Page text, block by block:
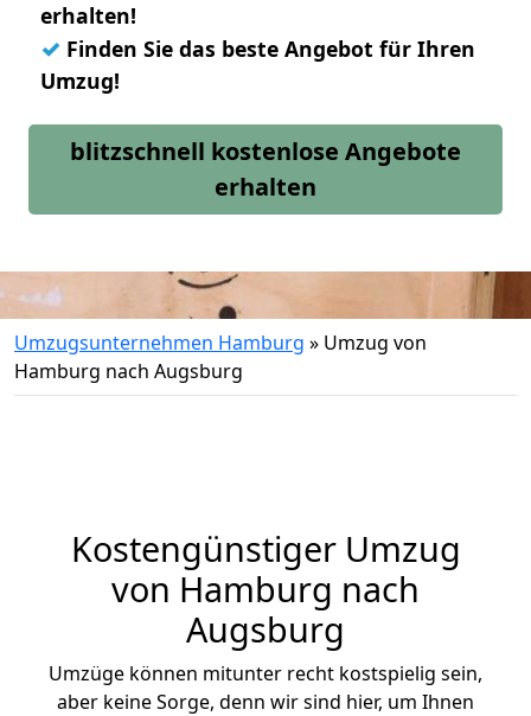
erhalten!
✓ Finden Sie das beste Angebot für Ihren
Umzug!
blitzschnell kostenlose Angebote
erhalten
Umzugsunternehmen Hamburg » Umzug von
Hamburg nach Augsburg
Kostengünstiger Umzug
von Hamburg nach
Augsburg
Umzüge können mitunter recht kostspielig sein,
aber keine Sorge, denn wir sind hier, um Ihnen